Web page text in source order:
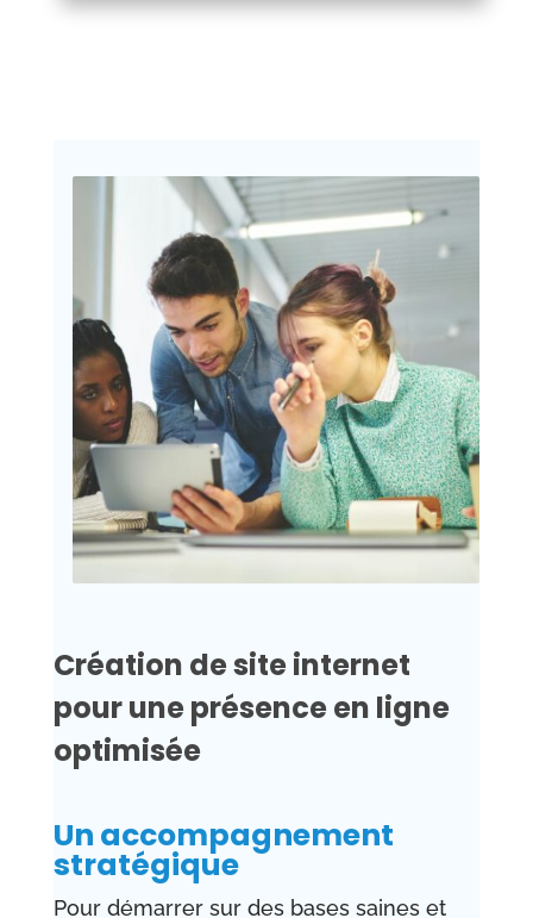
Création de site internet
pour une présence en ligne
optimisée
Un accompagnement
stratégique
Pour démarrer sur des bases saines et